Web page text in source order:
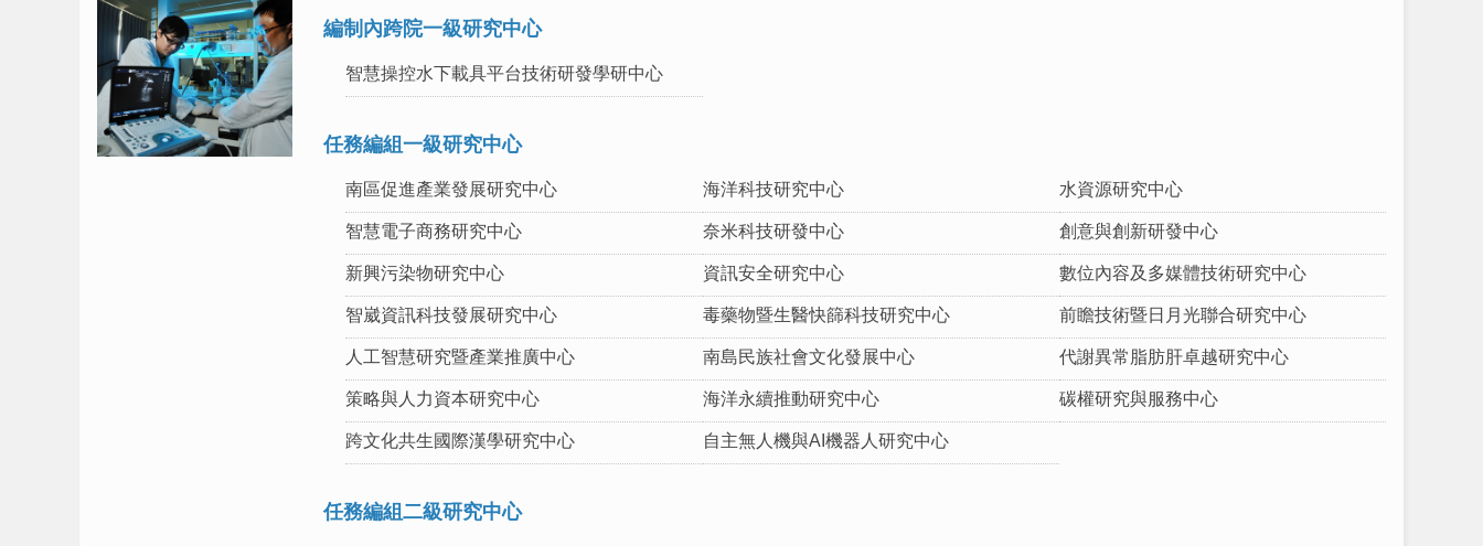
編制內跨院一級研究中心
智慧操控水下載具平台技術研發學研中心
任務編組一級研究中心
南區促進產業發展研究中心 海洋科技研究中心 水資源研究中心
智慧電子商務研究中心 奈米科技研發中心 創意與創新研發中心
新興污染物研究中心 資訊安全研究中心 數位內容及多媒體技術研究中心
智崴資訊科技發展研究中心 毒藥物暨生醫快篩科技研究中心 前瞻技術暨日月光聯合研究中心
人工智慧研究暨產業推廣中心 南島民族社會文化發展中心 代謝異常脂肪肝卓越研究中心
策略與人力資本研究中心 海洋永續推動研究中心 碳權研究與服務中心
跨文化共生國際漢學研究中心 自主無人機與AI機器人研究中心
任務編組二級研究中心